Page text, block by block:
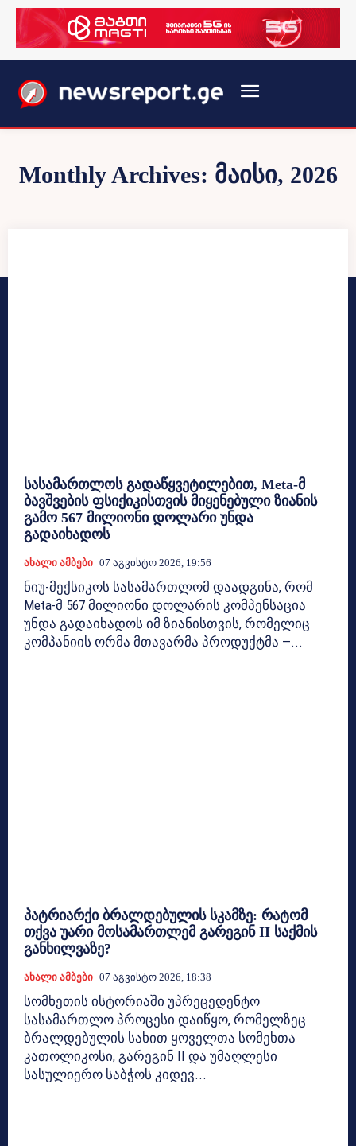
Monthly Archives: მაისი, 2026
სასამართლოს გადაწყვეტილებით, Meta-მ
ბავშვების ფსიქიკისთვის მიყენებული ზიანის
გამო 567 მილიონი დოლარი უნდა
გადაიხადოს
Ახალი Ამბები 07 Აგვისტო 2026, 19:56
ნიუ-მექსიკოს სასამართლომ დაადგინა, რომ
Meta-მ 567 მილიონი დოლარის კომპენსაცია
უნდა გადაიხადოს იმ ზიანისთვის, რომელიც
კომპანიის ორმა მთავარმა პროდუქტმა —...
პატრიარქი ბრალდებულის სკამზე: რატომ
თქვა უარი მოსამართლემ გარეგინ II საქმის
განხილვაზე?
Ახალი Ამბები 07 Აგვისტო 2026, 18:38
სომხეთის ისტორიაში უპრეცედენტო
სასამართლო პროცესი დაიწყო, რომელზეც
ბრალდებულის სახით ყოველთა სომეხთა
კათოლიკოსი, გარეგინ II და უმაღლესი
სასულიერო საბჭოს კიდევ...